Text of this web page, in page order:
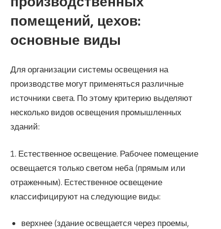
помещений, цехов:
основные виды
Для организации системы освещения на
производстве могут применяться различные
источники света. По этому критерию выделяют
несколько видов освещения промышленных
зданий:
1. Естественное освещение. Рабочее помещение
освещается только светом неба (прямым или
отраженным). Естественное освещение
классифицируют на следующие виды:
верхнее (здание освещается через проемы,